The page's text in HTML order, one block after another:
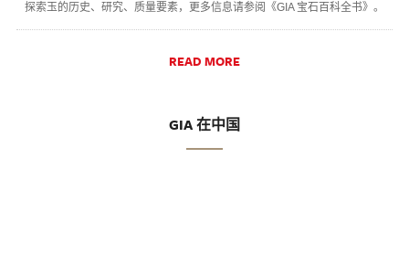
探索玉的历史、研究、质量要素，更多信息请参阅《GIA 宝石百科全书》。
READ MORE
GIA 在中国